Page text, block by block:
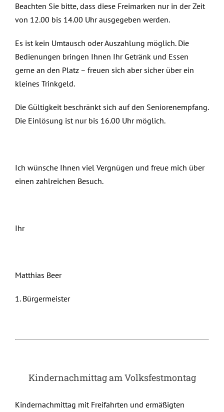
Beachten Sie bitte, dass diese Freimarken nur in der Zeit
von 12.00 bis 14.00 Uhr ausgegeben werden.
Es ist kein Umtausch oder Auszahlung möglich. Die
Bedienungen bringen Ihnen Ihr Getränk und Essen
gerne an den Platz – freuen sich aber sicher über ein
kleines Trinkgeld.
Die Gültigkeit beschränkt sich auf den Seniorenempfang.
Die Einlösung ist nur bis 16.00 Uhr möglich.
Ich wünsche Ihnen viel Vergnügen und freue mich über
einen zahlreichen Besuch.
Ihr
Matthias Beer
1. Bürgermeister
Kindernachmittag am Volksfestmontag
Kindernachmittag mit Freifahrten und ermäßigten